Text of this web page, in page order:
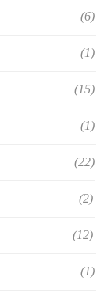
(6)
(1)
(15)
(1)
(22)
(2)
(12)
(1)